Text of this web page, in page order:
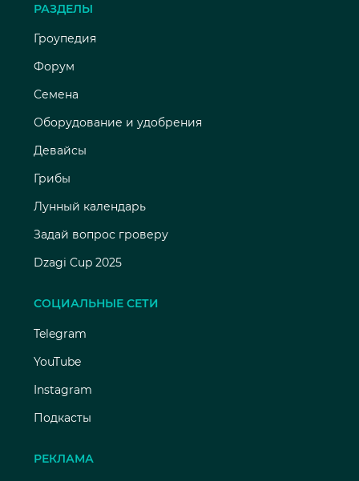
РАЗДЕЛЫ
Гроупедия
Форум
Семена
Оборудование и удобрения
Девайсы
Грибы
Лунный календарь
Задай вопрос гроверу
Dzagi Cup 2025
СОЦИАЛЬНЫЕ СЕТИ
Telegram
YouTube
Instagram
Подкасты
РЕКЛАМА